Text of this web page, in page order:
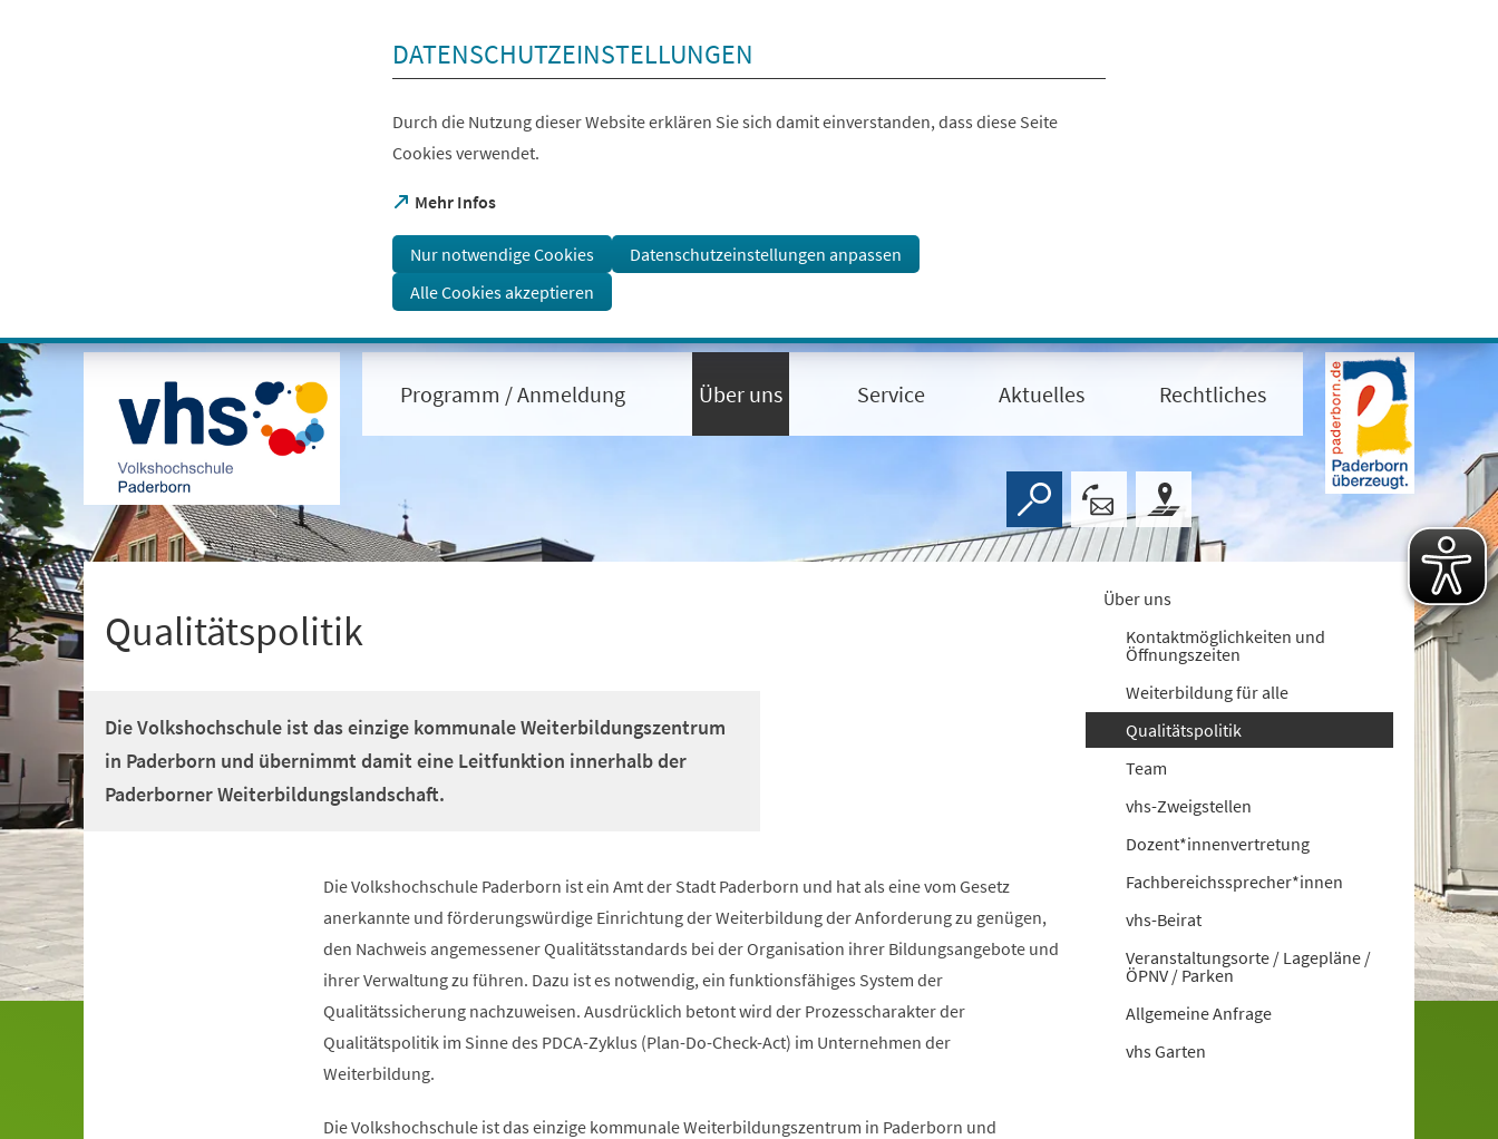
Visuelle
Assistenzsoftware
öffnen.
Mit
der
Tastatur
erreichbar
über
ALT
+
1
DATENSCHUTZEINSTELLUNGEN
Durch die Nutzung dieser Website erklären Sie sich damit einverstanden, dass diese Seite
Cookies verwendet.
Mehr Infos
(Öffnet
einem
neuen
Tab)
Nur notwendige Cookies
Datenschutzeinstellungen anpassen
Alle Cookies akzeptieren
Programm / Anmeldung Über uns Service Aktuelles Rechtliches
Qualitätspolitik
Die Volkshochschule ist das einzige kommunale Weiterbildungszentrum
in Paderborn und übernimmt damit eine Leitfunktion innerhalb der
Paderborner Weiterbildungslandschaft.
Die Volkshochschule Paderborn ist ein Amt der Stadt Paderborn und hat als eine vom Gesetz
anerkannte und förderungswürdige Einrichtung der Weiterbildung der Anforderung zu genügen,
den Nachweis angemessener Qualitätsstandards bei der Organisation ihrer Bildungsangebote und
ihrer Verwaltung zu führen. Dazu ist es notwendig, ein funktionsfähiges System der
Qualitätssicherung nachzuweisen. Ausdrücklich betont wird der Prozesscharakter der
Qualitätspolitik im Sinne des PDCA-Zyklus (Plan-Do-Check-Act) im Unternehmen der
Weiterbildung.
Die Volkshochschule ist das einzige kommunale Weiterbildungszentrum in Paderborn und
Über uns
Kontaktmöglichkeiten und
Öffnungszeiten
Weiterbildung für alle
Qualitätspolitik
Team
vhs-Zweigstellen
Dozent*innenvertretung
Fachbereichssprecher*innen
vhs-Beirat
Veranstaltungsorte / Lagepläne /
ÖPNV / Parken
Allgemeine Anfrage
vhs Garten